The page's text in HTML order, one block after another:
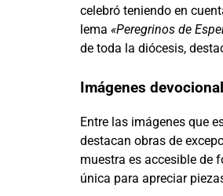
celebró teniendo en
lema «Peregrinos de
de toda la diócesis,
Imágenes
Entre las imágenes que
destacan obras de
muestra es accesible de
única para apreciar